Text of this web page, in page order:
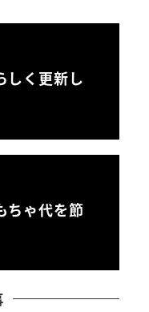
しく更新し
ちゃ代を節